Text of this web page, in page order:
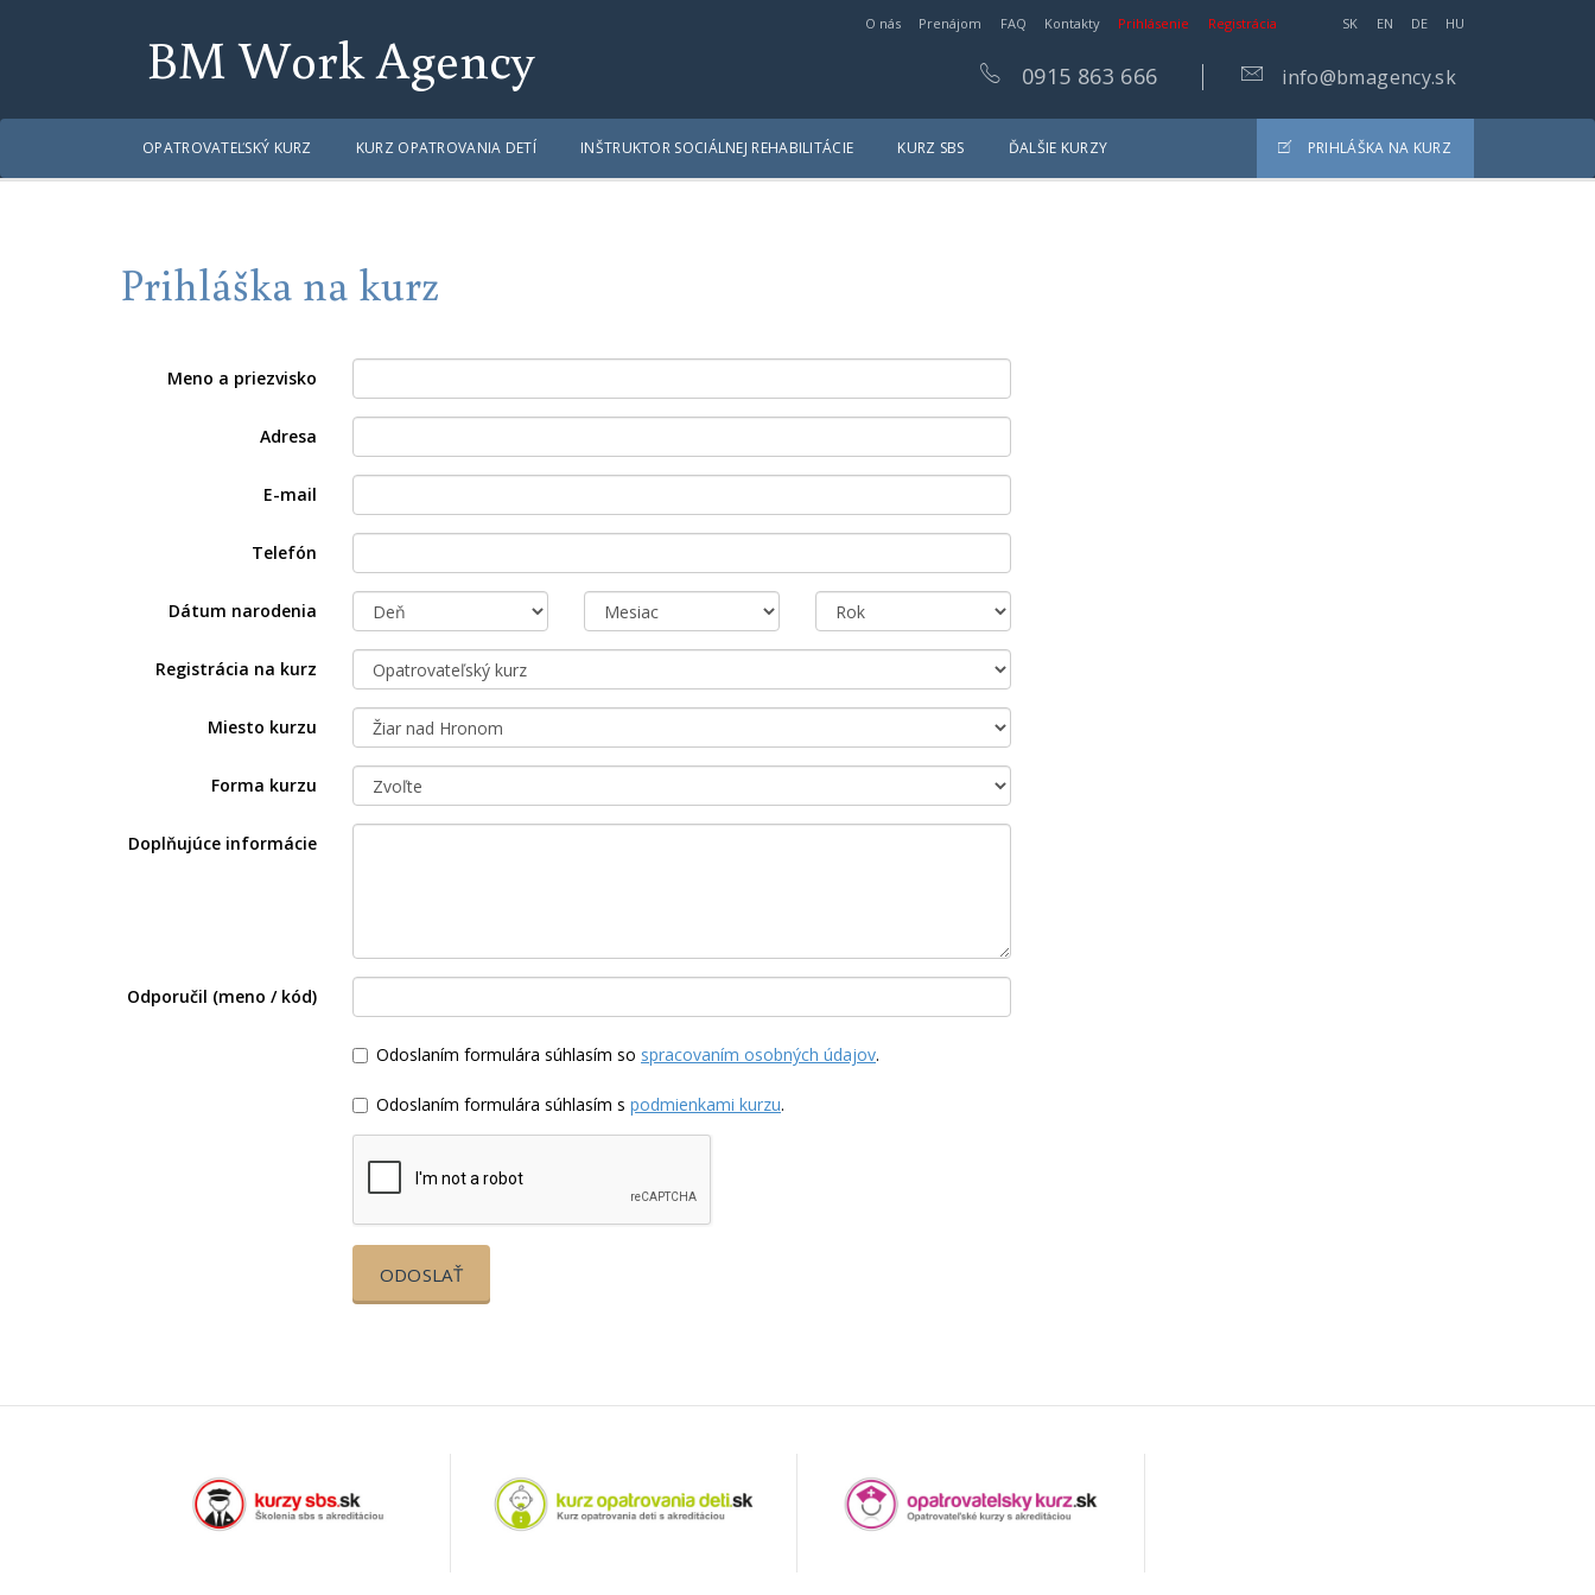
BM Work Agency
SK EN DE HU
O nás Prenájom FAQ Kontakty Prihlásenie Registrácia
0915 863 666 info@bmagency.sk
OPATROVATEĽSKÝ KURZ KURZ OPATROVANIA DETÍ INŠTRUKTOR SOCIÁLNEJ REHABILITÁCIE KURZ SBS ĎALŠIE KURZY PRIHLÁŠKA NA KURZ
Prihláška na kurz
Meno a priezvisko
Adresa
E-mail
Telefón
Dátum narodenia
Registrácia na kurz
Miesto kurzu
Forma kurzu
Doplňujúce informácie
Odporučil (meno / kód)
Odoslaním formulára súhlasím so spracovaním osobných údajov.
Odoslaním formulára súhlasím s podmienkami kurzu.
ODOSLAŤ